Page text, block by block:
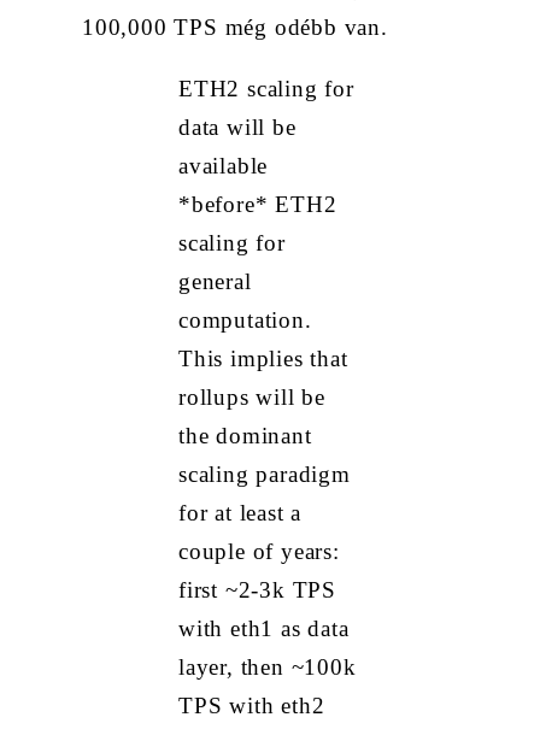
100,000 TPS még odébb van.
ETH2 scaling for
data will be
available
*before* ETH2
scaling for
general
computation.
This implies that
rollups will be
the dominant
scaling paradigm
for at least a
couple of years:
first ~2-3k TPS
with eth1 as data
layer, then ~100k
TPS with eth2